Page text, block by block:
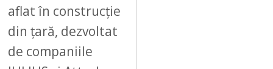
aflat în construcție
din țară, dezvoltat
de companiile